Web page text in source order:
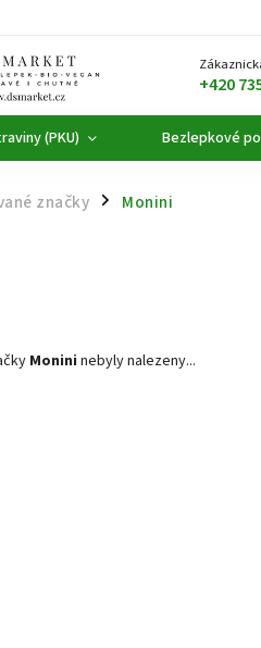
+420
(PKU) Bezlepkové
značky / Monini
Monini nebyly nalezeny...